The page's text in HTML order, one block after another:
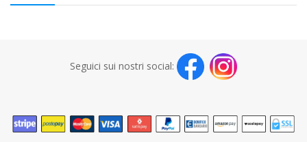
Seguici sui nostri social: